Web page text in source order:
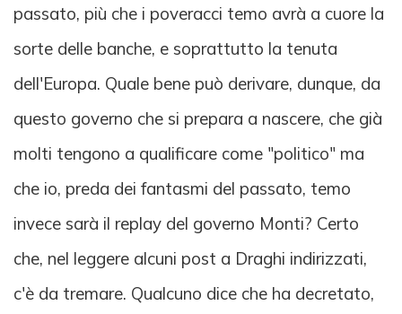
passato, più che i poveracci temo avrà a cuore la
sorte delle banche, e soprattutto la tenuta
dell'Europa. Quale bene può derivare, dunque, da
questo governo che si prepara a nascere, che già
molti tengono a qualificare come "politico" ma
che io, preda dei fantasmi del passato, temo
invece sarà il replay del governo Monti? Certo
che, nel leggere alcuni post a Draghi indirizzati,
c'è da tremare. Qualcuno dice che ha decretato,